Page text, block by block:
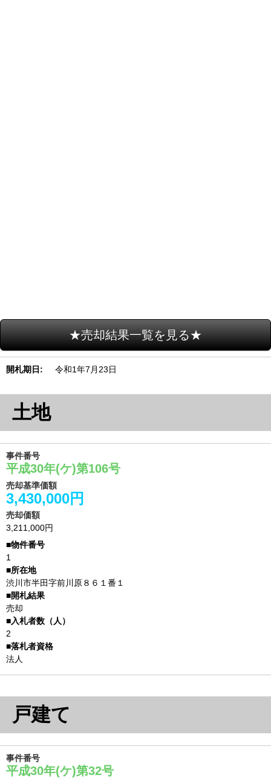
★売却結果一覧を見る★
開札期日 令和1年7月23日
土地
事件番号
平成30年(ケ)第106号
売却基準価額
3,430,000円
売却価額
3,211,000円
1
渋川市半田字前川原８６１番１
売却
2
法人
戸建て
事件番号
平成30年(ケ)第32号